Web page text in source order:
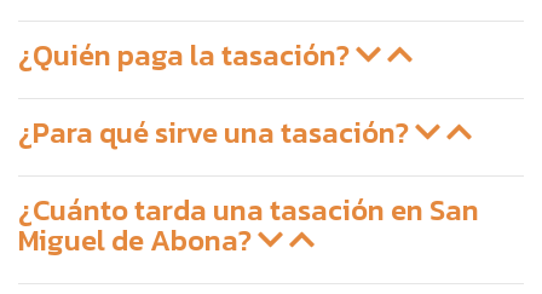
¿Quién paga la tasación?
¿Para qué sirve una tasación?
¿Cuánto tarda una tasación en San
Miguel de Abona?